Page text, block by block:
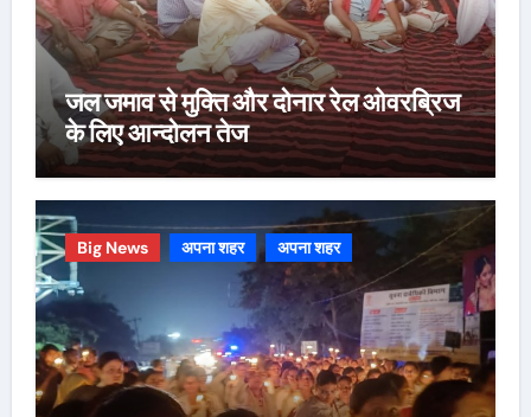
जल जमाव से मुक्ति और दोनार रेल ओवरब्रिज
के लिए आन्दोलन तेज
Big News अपना शहर अपना शहर